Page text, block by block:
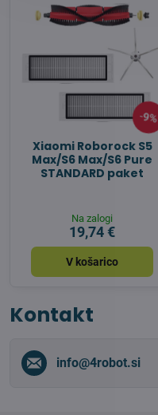
9%
Xiaomi Roborock S5
Max/S6 Max/S6 Pure
STANDARD paket
Na zalogi
19,74 €
V košarico
Kontakt
info​@4robot​.si